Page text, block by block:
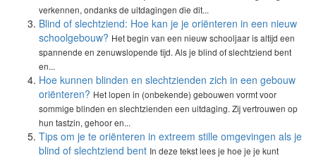
verkennen, ondanks de uitdagingen die dit...
Blind of slechtziend: Hoe kan je je oriënteren in een nieuw
schoolgebouw? Het begin van een nieuw schooljaar is altijd een
spannende en zenuwslopende tijd. Als je blind of slechtziend bent
en...
Hoe kunnen blinden en slechtzienden zich in een gebouw
oriënteren? Het lopen in (onbekende) gebouwen vormt voor
sommige blinden en slechtzienden een uitdaging. Zij vertrouwen op
hun tastzin, gehoor en...
Tips om je te oriënteren in extreem stille omgevingen als je
blind of slechtziend bent In deze tekst lees je hoe je je kunt